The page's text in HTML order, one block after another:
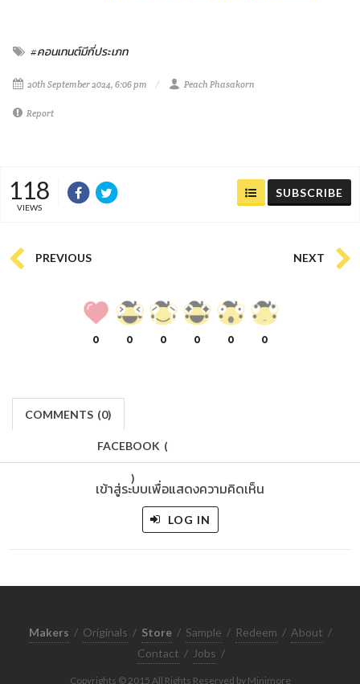
#คอนเทนต์มีกี่ประเภท
20th September 2024, 6:06 pm Peach Phasakorn
Report
118
VIEWS
SUBSCRIBE
PREVIOUS NEXT
0 0 0 0 0 0
COMMENTS (0)
FACEBOOK (
)
เข้าสู่ระบบเพื่อแสดงความคิดเห็น
LOG IN
Makers / Originals / Store / Sample / Redeem / About /
Contact / Jobs /
Copyrights © 2015 All Rights Reserved by Minimore